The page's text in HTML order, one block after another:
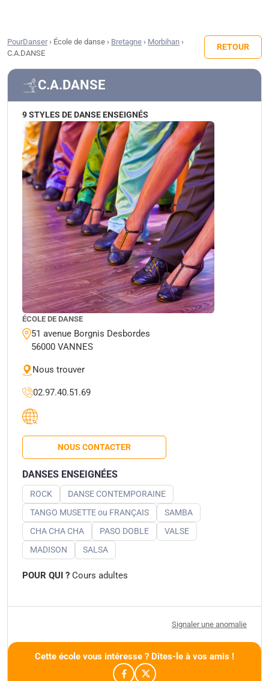
PourDanser› École de danse › Bretagne › Morbihan ›
C.A.DANSE
RETOUR
C.A.DANSE
9 STYLES DE DANSE ENSEIGNÉS
ÉCOLE DE DANSE
51 avenue Borgnis Desbordes
56000 VANNES
Nous trouver
02.97.40.51.69
NOUS CONTACTER
DANSES ENSEIGNÉES
ROCK
DANSE CONTEMPORAINE
TANGO MUSETTE ou FRANÇAIS
SAMBA
CHA CHA CHA
PASO DOBLE
VALSE
MADISON
SALSA
POUR QUI ? Cours adultes
Signaler une anomalie
Cette école vous intéresse ? Dites-le à vos amis !